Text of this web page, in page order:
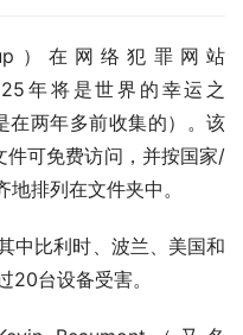
）在网络犯罪网站
年将是世界的幸运之
在两年多前收集的）。该
件可免费访问，并按国家/
排列在文件夹中。
中比利时、波兰、美国和
20台设备受害。